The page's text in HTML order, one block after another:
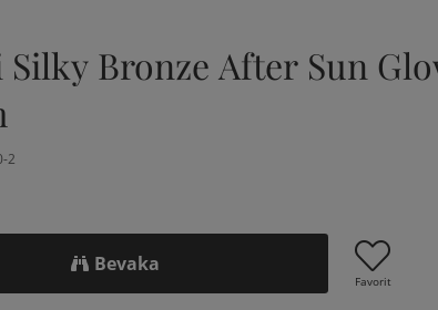
Silky Bronze After Sun
2
Bevaka
Favorit